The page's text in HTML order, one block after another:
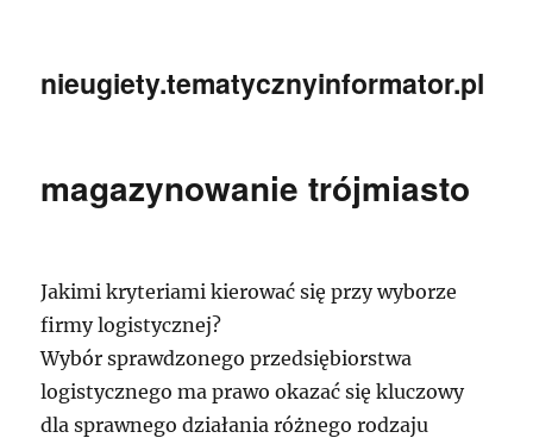
nieugiety.tematycznyinformator.pl
magazynowanie trójmiasto
Jakimi kryteriami kierować się przy wyborze
firmy logistycznej?
Wybór sprawdzonego przedsiębiorstwa
logistycznego ma prawo okazać się kluczowy
dla sprawnego działania różnego rodzaju